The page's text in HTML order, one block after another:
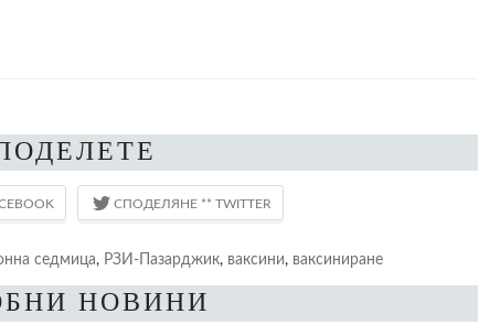
седмица, РЗИ-Пазарджик, ваксини, ваксиниране
НОВИНИ